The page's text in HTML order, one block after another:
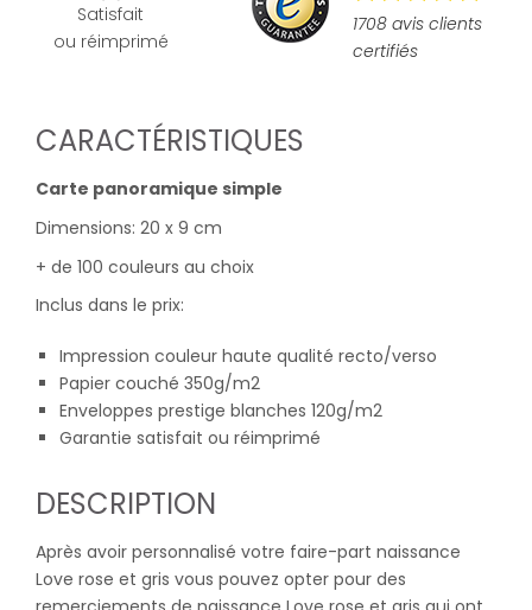
Satisfait
ou réimprimé
1708 avis clients
certifiés
CARACTÉRISTIQUES
Carte panoramique simple
Dimensions: 20 x 9 cm
+ de 100 couleurs au choix
Inclus dans le prix:
Impression couleur haute qualité recto/verso
Papier couché 350g/m2
Enveloppes prestige blanches 120g/m2
Garantie satisfait ou réimprimé
DESCRIPTION
Après avoir personnalisé votre faire-part naissance
Love rose et gris vous pouvez opter pour des